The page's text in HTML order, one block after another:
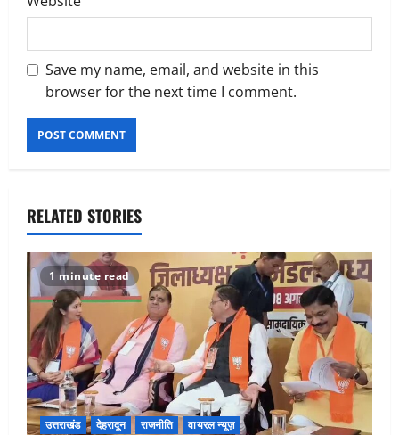
Save my name, email, and website in this
browser for the next time I comment.
RELATED STORIES
1 minute read
उत्तराखंड देहरादून राजनीति वायरल न्यूज़